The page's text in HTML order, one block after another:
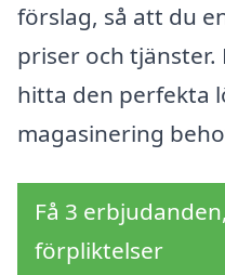
förslag, så att du
priser och tjänster.
hitta den perfekta
magasinering
Få 3
förpliktelser